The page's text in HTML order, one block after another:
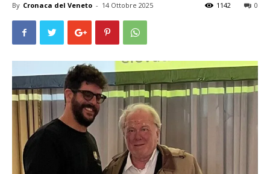
By Cronaca del Veneto - 14 Ottobre 2025 0
1142